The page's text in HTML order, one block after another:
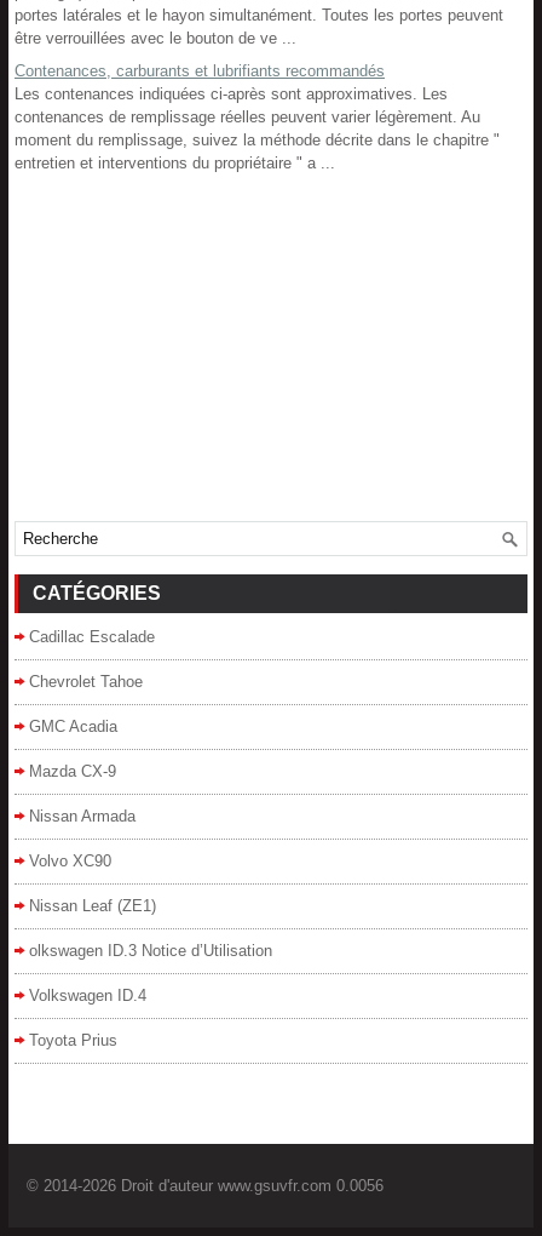
portes latérales et le hayon simultanément. Toutes les portes peuvent
être verrouillées avec le bouton de ve ...
Contenances, carburants et lubrifiants recommandés
Les contenances indiquées ci-après sont approximatives. Les
contenances de remplissage réelles peuvent varier légèrement. Au
moment du remplissage, suivez la méthode décrite dans le chapitre "
entretien et interventions du propriétaire " a ...
CATÉGORIES
Cadillac Escalade
Chevrolet Tahoe
GMC Acadia
Mazda CX-9
Nissan Armada
Volvo XC90
Nissan Leaf (ZE1)
olkswagen ID.3 Notice d’Utilisation
Volkswagen ID.4
Toyota Prius
© 2014-2026 Droit d'auteur www.gsuvfr.com 0.0056